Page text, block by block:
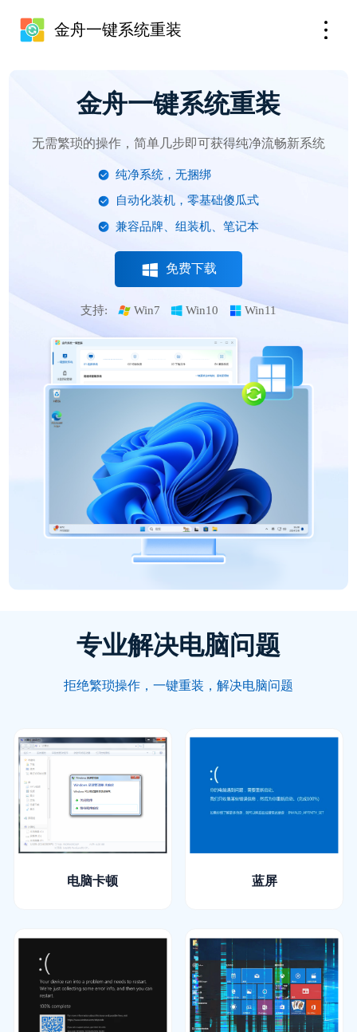
金舟一键系统重装
金舟一键系统重装
无需繁琐的操作，简单几步即可获得纯净流畅新系统
纯净系统，无捆绑
自动化装机，零基础傻瓜式
兼容品牌、组装机、笔记本
免费下载
支持: Win7 Win10 Win11
专业解决电脑问题
拒绝繁琐操作，一键重装，解决电脑问题
电脑卡顿 蓝屏